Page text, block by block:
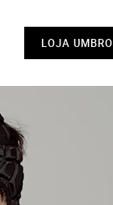
LOJA UMBRO